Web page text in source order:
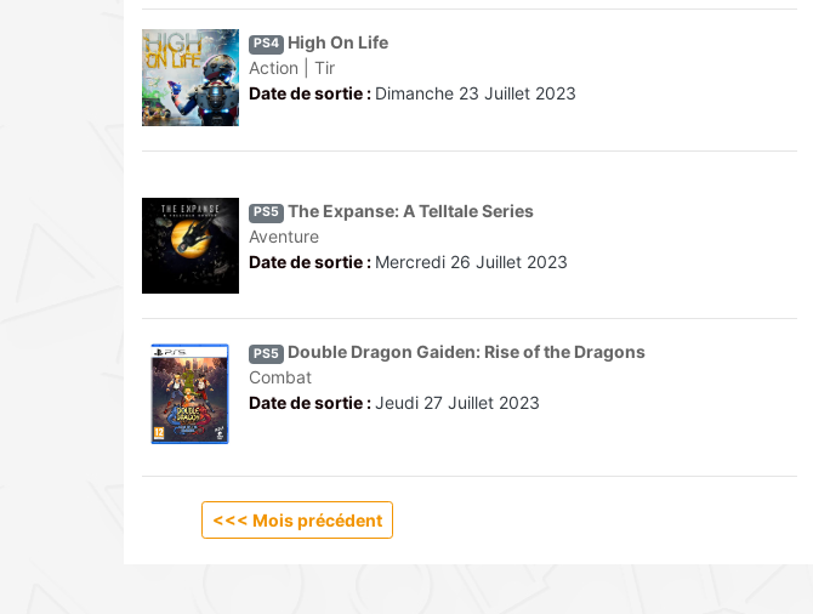
PS4
High On Life
Action | Tir
Date de sortie : Dimanche 23 Juillet 2023
PS5 The Expanse: A Telltale Series
Aventure
Date de sortie : Mercredi 26 Juillet 2023
PS5
Double Dragon Gaiden: Rise of the Dragons
Combat
Date de sortie :Jeudi 27 Juillet 2023
<<< Mois précédent